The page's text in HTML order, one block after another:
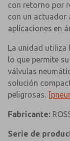
con retorno por
con un actuador
aplicaciones en
La unidad utiliza
lo que permite
válvulas
solución
peligrosas.
Fabricante:
Serie de